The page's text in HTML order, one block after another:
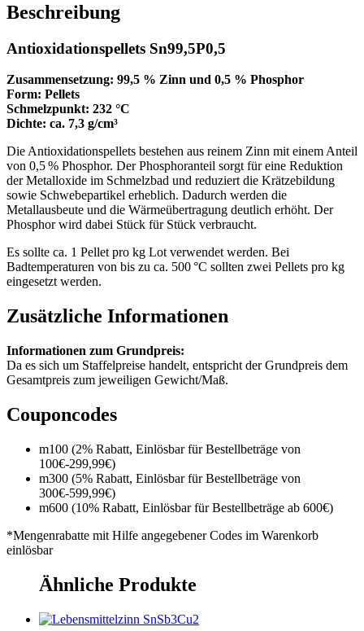
Beschreibung
Antioxidationspellets Sn99,5P0,5
Zusammensetzung: 99,5 % Zinn und 0,5 % Phosphor
Form: Pellets
Schmelzpunkt: 232 °C
Dichte: ca. 7,3 g/cm³
Die Antioxidationspellets bestehen aus reinem Zinn mit einem Anteil
von 0,5 % Phosphor. Der Phosphoranteil sorgt für eine Reduktion
der Metalloxide im Schmelzbad und reduziert die Krätzebildung
sowie Schwebepartikel erheblich. Dadurch werden die
Metallausbeute und die Wärmeübertragung deutlich erhöht. Der
Phosphor wird dabei Stück für Stück verbraucht.
Es sollte ca. 1 Pellet pro kg Lot verwendet werden. Bei
Badtemperaturen von bis zu ca. 500 °C sollten zwei Pellets pro kg
eingesetzt werden.
Zusätzliche Informationen
Informationen zum Grundpreis:
Da es sich um Staffelpreise handelt, entspricht der Grundpreis dem
Gesamtpreis zum jeweiligen Gewicht/Maß.
Couponcodes
m100 (2% Rabatt, Einlösbar für Bestellbeträge von
100€-299,99€)
m300 (5% Rabatt, Einlösbar für Bestellbeträge von
300€-599,99€)
m600 (10% Rabatt, Einlösbar für Bestellbeträge ab 600€)
*Mengenrabatte mit Hilfe angegebener Codes im Warenkorb
einlösbar
Ähnliche Produkte